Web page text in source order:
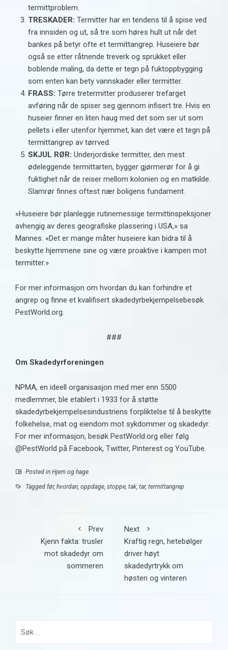
termittproblem.
TRESKADER: Termitter har en tendens til å spise ved
fra innsiden og ut, så tre som høres hult ut når det
bankes på betyr ofte et termittangrep. Huseiere bør
også se etter råtnende treverk og sprukket eller
boblende maling, da dette er tegn på fuktoppbygging
som enten kan bety vannskader eller termitter.
FRASS: Tørre tretermitter produserer trefarget
avføring når de spiser seg gjennom infisert tre. Hvis en
huseier finner en liten haug med det som ser ut som
pellets i eller utenfor hjemmet, kan det være et tegn på
termittangrep av tørrved.
SKJUL RØR: Underjordiske termitter, den mest
ødeleggende termittarten, bygger gjørmerør for å gi
fuktighet når de reiser mellom kolonien og en matkilde.
Slamrør finnes oftest nær boligens fundament.
«Huseiere bør planlegge rutinemessige termittinspeksjoner
avhengig av deres geografiske plassering i USA,» sa
Mannes. «Det er mange måter huseiere kan bidra til å
beskytte hjemmene sine og være proaktive i kampen mot
termitter.»
For mer informasjon om hvordan du kan forhindre et
angrep og finne et kvalifisert skadedyrbekjempelsebesøk
PestWorld.org.
###
Om Skadedyrforeningen
NPMA, en ideell organisasjon med mer enn 5500
medlemmer, ble etablert i 1933 for å støtte
skadedyrbekjempelsesindustriens forpliktelse til å beskytte
folkehelse, mat og eiendom mot sykdommer og skadedyr.
For mer informasjon, besøk PestWorld.org eller følg
@PestWorld på Facebook, Twitter, Pinterest og YouTube.
Posted in Hjem og hage
Tagged før, hvordan, oppdage, stoppe, tak, tar, termittangrep
Prev
Kjenn fakta: trusler
mot skadedyr om
sommeren
Next
Kraftig regn, hetebølger
driver høyt
skadedyrtrykk om
høsten og vinteren